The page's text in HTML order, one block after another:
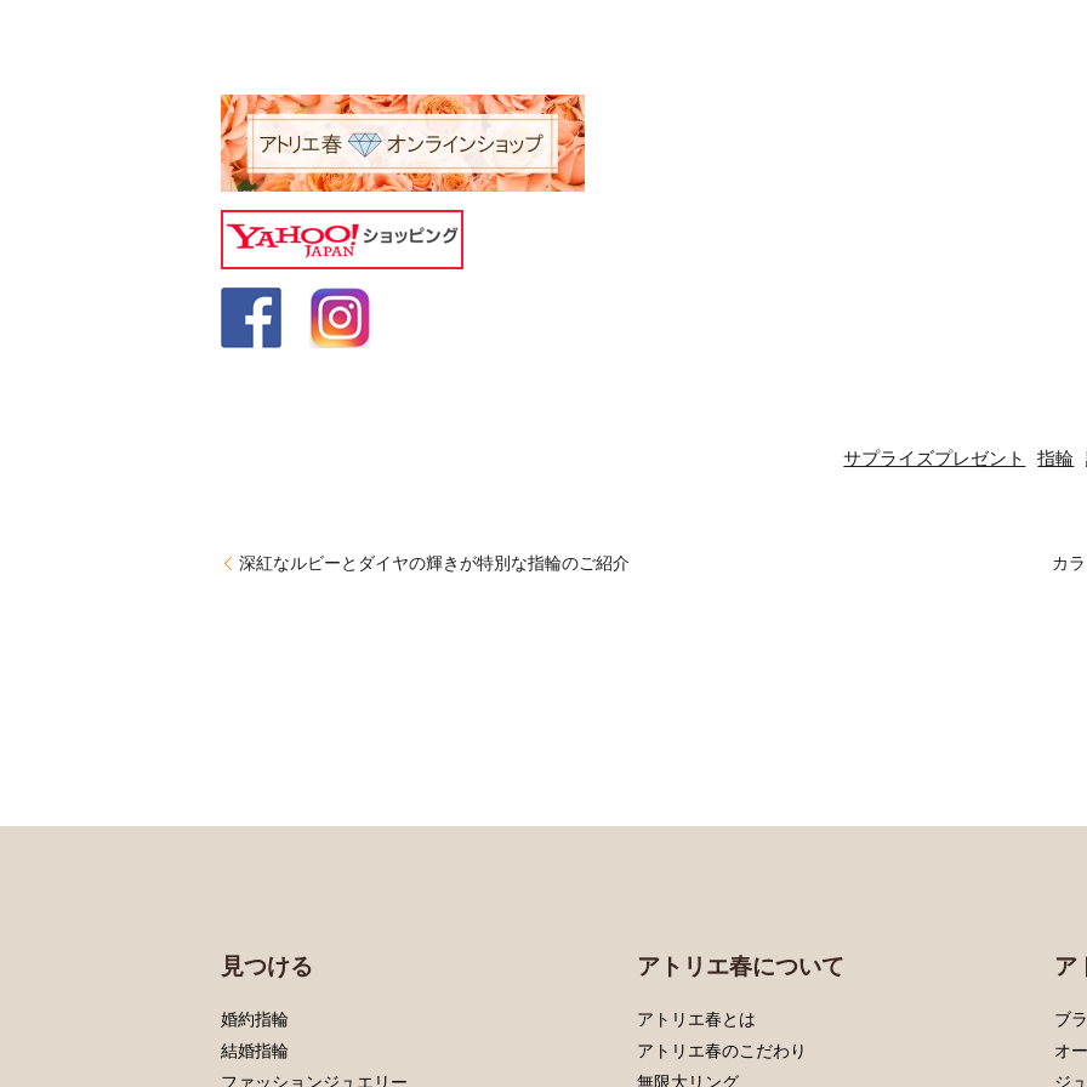
サプライズプレゼント 指輪
深紅なルビーとダイヤの輝きが特別な指輪のご紹介 カ
見つける
婚約指輪
結婚指輪
ファッションジュエリー
アトリエ春について
アトリエ春とは
アトリエ春のこだわり
無限大リング
ア
ブ
オ
ジ